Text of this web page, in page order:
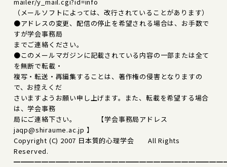
（メールソフトによっては、改行されていることがあります）
●アドレスの変更、配信の停止を希望される場合は、お手数で
すが学会事務局
までご連絡ください。
●このメールマガジンに記載されている内容の一部または全て
を無断で転載・
複写・転送・再編集することは、著作権の侵害となりますの
で、お控えくだ
さいますようお願い申し上げます。また、転載を希望する場合
は、学会事務
局にご連絡下さい。 【学会事務局アドレス
jaqp@shiraume.ac.jp 】
Copyright (C) 2007 日本質的心理学会 All Rights
Reserved.